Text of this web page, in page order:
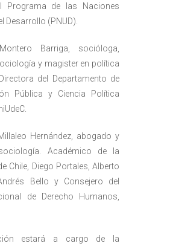
Programa de las Naciones
Desarrollo (PNUD).
Barriga, socióloga,
y magister en política
del Departamento de
Pública y Ciencia Política
Hernández, abogado y
Académico de la
Chile, Diego Portales, Alberto
Bello y Consejero del
de Derecho Humanos,
estará a cargo de la